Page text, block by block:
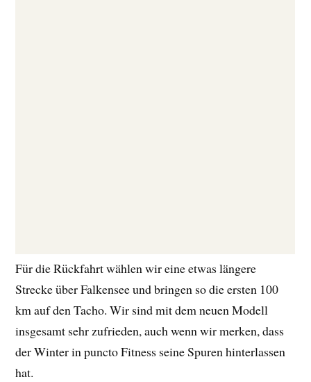
Für die Rückfahrt wählen wir eine etwas längere
Strecke über Falkensee und bringen so die ersten 100
km auf den Tacho. Wir sind mit dem neuen Modell
insgesamt sehr zufrieden, auch wenn wir merken, dass
der Winter in puncto Fitness seine Spuren hinterlassen
hat.